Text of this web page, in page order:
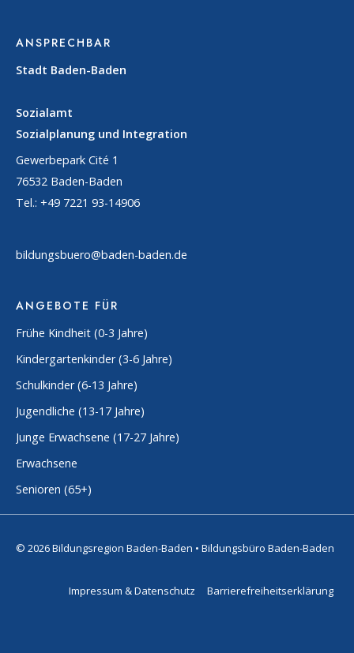
ANSPRECHBAR
Stadt Baden-Baden
Sozialamt
Sozialplanung und Integration
Gewerbepark Cité 1
76532 Baden-Baden
Tel.: +49 7221 93-14906
bildungsbuero@baden-baden.de
ANGEBOTE FÜR
Frühe Kindheit (0-3 Jahre)
Kindergartenkinder (3-6 Jahre)
Schulkinder (6-13 Jahre)
Jugendliche (13-17 Jahre)
Junge Erwachsene (17-27 Jahre)
Erwachsene
Senioren (65+)
© 2026 Bildungsregion Baden-Baden • Bildungsbüro Baden-Baden
Impressum & Datenschutz Barrierefreiheitserklärung